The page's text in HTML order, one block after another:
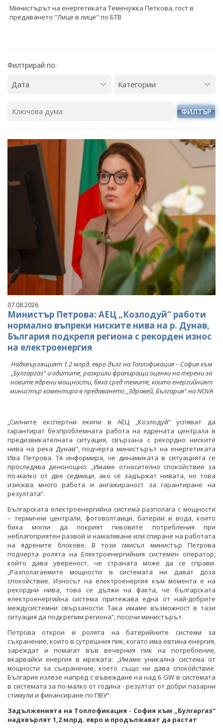
Министърът на енергетиката Теменужка Петкова, гост в
предаването "Лице в лице" по БТВ
Филтрирай по:
ФИЛТЪР
07.08.2026
Министър Петрова: АЕЦ „Козлодуй“ работи
нормално въпреки ниските нива на р. Дунав,
България подкрепя региона с рекорден износ
на електроенергия
Надхвърлящият 1.2 млрд. евро дълг на Топлофикация – София към
„Булгаргаз“ и одитите, разкрили фрапиращи оценки на терени за
новите ядрени мощности, бяха сред темите, които енергийният
министър коментира в предаването „Здравей, България“ на NOVA
„Силните експертни екипи в АЕЦ „Козлодуй“ успяват да
гарантират безпроблемната работа на ядрената централа в
предизвикателната ситуация, свързана с рекордно ниските
нива на река Дунав“, подчерта министърът на енергетиката
Ива Петрова. Тя информира, че динамиката в ситуацията се
проследява денонощно: „Имаме относително спокойствие за
по-малко от две седмици, ако се задържат нивата, но това
изисква много работа и ангажираност за гарантиране на
резултата“.
Българската електроенергийна система разполага с мощности
– термични централи, фотоволтаици, батерии и вода, които
биха могли да покрият пиковите потребления при
неблагоприятен развой и намаляване или спиране на работата
на ядрените блокове. В този смисъл министър Петрова
подчерта ролята на Електроенергийния системен оператор,
който дава увереност, че страната може да се справи.
„Разполагаемите мощности в системата ни дават доза
спокойствие. Износът на електроенергия към момента е на
рекордни нива, това се дължи на факта, че българската
електроенергийна система притежава една от най-добрите
междусистемни свързаности. Така имаме възможност в тази
ситуация да подкрепим региона“, посочи министърът.
Петрова открои и ролята на батерийните системи за
съхранение, които в сутрешния пик, когато има евтина енергия,
зареждат и помагат във вечерния пик на потребление,
вкарвайки енергия в мрежата: „Имаме уникална система от
мощности за съхранение, което също ни дава спокойствие.
България излезе напред с въвеждане на над 6 GW в системата
в системата за по-малко от година - резултат от добри пазарни
стимули и финансиране по ПВУ“.
Задълженията на Топлофикация - София към „Булгаргаз“
надхвърлят 1,2 млрд. евро и продължават да растат